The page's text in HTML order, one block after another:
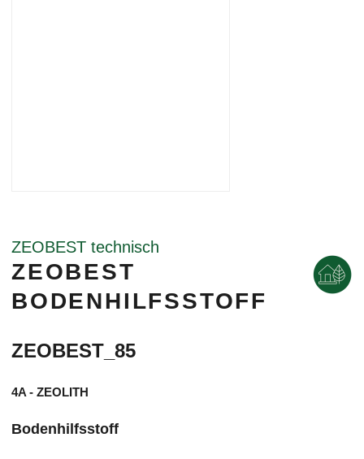
ZEOBEST technisch
ZEOBEST
BODENHILFSSTOFF
ZEOBEST_85
4A - ZEOLITH
Bodenhilfsstoff